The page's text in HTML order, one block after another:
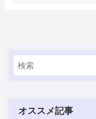
オススメ記事